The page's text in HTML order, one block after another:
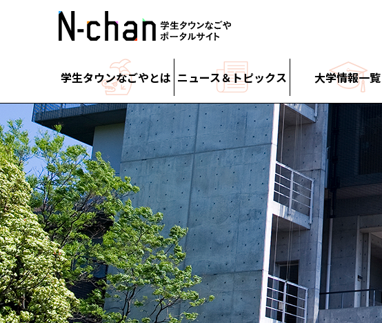
学生タウンなごやとは ニュース＆トピックス 大学情報一覧